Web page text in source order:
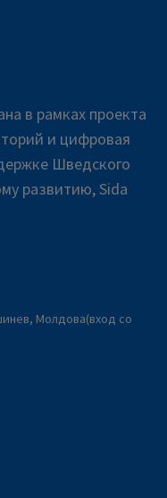
в рамках проекта
и цифровая
Шведского
развитию, Sida
Молдова(вход со